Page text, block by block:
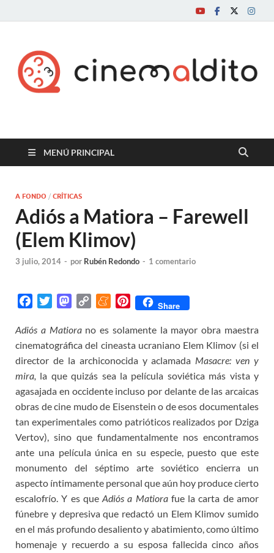
Cine maldito
MENÚ PRINCIPAL
A FONDO / CRÍTICAS
Adiós a Matiora – Farewell
(Elem Klimov)
3 julio, 2014 - por Rubén Redondo - 1 comentario
c
e
b
o
o
k
i
t
t
e
r
M
s
t
o
d
o
n
p
y
L
i
n
k
M
n
e
a
m
e
P
n
t
e
r
e
s
t
Share
Adiós a Matiora no es solamente la mayor obra maestra
cinematográfica del cineasta ucraniano Elem Klimov (si el
director de la archiconocida y aclamada Masacre: ven y
mira, la que quizás sea la película soviética más vista y
agasajada en occidente incluso por delante de las arcaicas
obras de cine mudo de Eisenstein o de esos documentales
tan experimentales como patrióticos realizados por Dziga
Vertov), sino que fundamentalmente nos encontramos
ante una película única en su especie, puesto que este
monumento del séptimo arte soviético encierra un
aspecto íntimamente personal que aún hoy produce cierto
escalofrío. Y es queAdiós a Matiora fue la carta de amor
fúnebre y depresiva que redactó un Elem Klimov sumido
en el más profundo desaliento y abatimiento, como último
homenaje y recuerdo a su esposa fallecida cinco años